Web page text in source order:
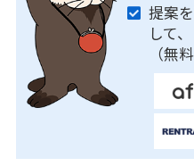
提案
して
（無料